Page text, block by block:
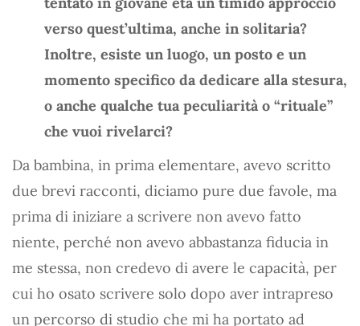
verso quest’ultima, anche in solitaria?
Inoltre, esiste un luogo, un posto e un
momento specifico da dedicare alla stesura,
o anche qualche tua peculiarità o “rituale”
che vuoi rivelarci?
Da bambina, in prima elementare, avevo scritto
due brevi racconti, diciamo pure due favole, ma
prima di iniziare a scrivere non avevo fatto
niente, perché non avevo abbastanza fiducia in
me stessa, non credevo di avere le capacità, per
cui ho osato scrivere solo dopo aver intrapreso
un percorso di studio che mi ha portato ad